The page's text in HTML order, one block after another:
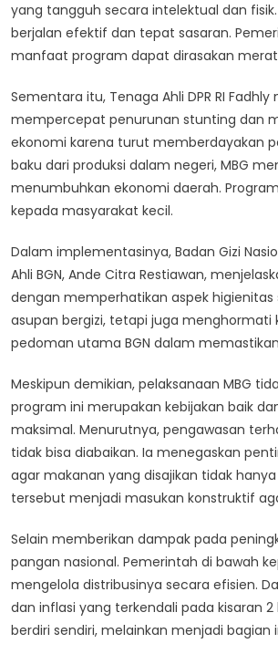
yang tangguh secara intelektual dan
berjalan efektif dan tepat sasaran.
manfaat program dapat dirasakan
Sementara itu, Tenaga Ahli DPR RI
mempercepat penurunan stunting dan
ekonomi karena turut memberdayakan
baku dari produksi dalam negeri, MBG
menumbuhkan ekonomi daerah.
kepada masyarakat kecil.
Dalam implementasinya, Badan Gizi
Ahli BGN, Ande Citra Restiawan,
dengan memperhatikan aspek
asupan bergizi, tetapi juga menghormati
pedoman utama BGN dalam
Meskipun demikian, pelaksanaan MBG
program ini merupakan kebijakan baik
maksimal. Menurutnya, pengawasan
tidak bisa diabaikan. Ia menegaskan
agar makanan yang disajikan tidak
tersebut menjadi masukan konstruktif
Selain memberikan dampak pada
pangan nasional. Pemerintah di bawah
mengelola distribusinya secara efisien.
dan inflasi yang terkendali pada kisaran
berdiri sendiri, melainkan menjadi